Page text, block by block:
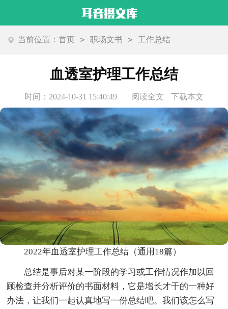
当前位置：首页 > 职场文书 > 工作总结
血透室护理工作总结
时间：2024-10-31 15:40:49 阅读全文 下载本文
2022年血透室护理工作总结（通用18篇）
总结是事后对某一阶段的学习或工作情况作加以回
顾检查并分析评价的书面材料，它是增长才干的一种好
办法，让我们一起认真地写一份总结吧。我们该怎么写